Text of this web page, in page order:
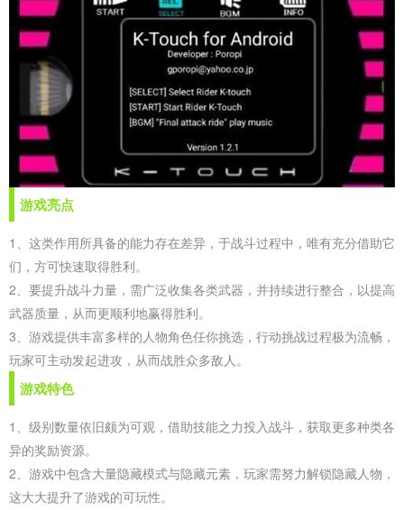
游戏亮点
1、这类作用所具备的能力存在差异，于战斗过程中，唯有充分借助它
们，方可快速取得胜利。
2、要提升战斗力量，需广泛收集各类武器，并持续进行整合，以提高
武器质量，从而更顺利地赢得胜利。
3、游戏提供丰富多样的人物角色任你挑选，行动挑战过程极为流畅，
玩家可主动发起进攻，从而战胜众多敌人。
游戏特色
1、级别数量依旧颇为可观，借助技能之力投入战斗，获取更多种类各
异的奖励资源。
2、游戏中包含大量隐藏模式与隐藏元素，玩家需努力解锁隐藏人物，
这大大提升了游戏的可玩性。